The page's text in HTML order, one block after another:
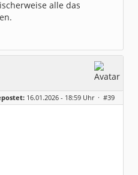
alle das
16.01.2026 - 18:59 Uhr · #39